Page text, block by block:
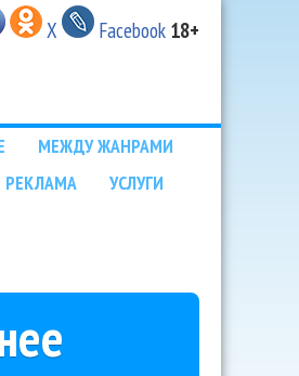
X Facebook 18+
МЕЖДУ ЖАНРАМИ
РЕКЛАМА
УСЛУГИ